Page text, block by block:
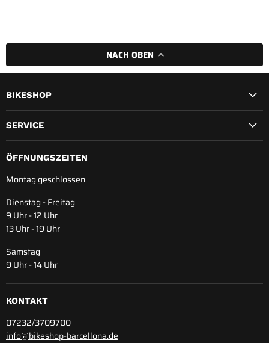
NACH OBEN
BIKESHOP
SERVICE
ÖFFNUNGSZEITEN
Montag geschlossen
Dienstag - Freitag
9 Uhr - 12 Uhr
13 Uhr - 19 Uhr
Samstag
9 Uhr - 14 Uhr
KONTAKT
07232/3709700
info@bikeshop-barcellona.de